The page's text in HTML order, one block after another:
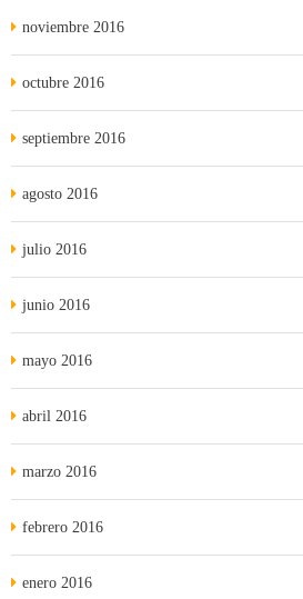
noviembre 2016
octubre 2016
septiembre 2016
agosto 2016
julio 2016
junio 2016
mayo 2016
abril 2016
marzo 2016
febrero 2016
enero 2016